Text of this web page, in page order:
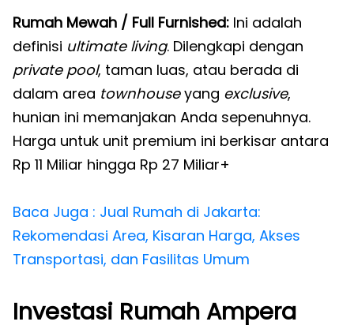
Rumah Mewah / Full Furnished: Ini adalah
definisi ultimate living. Dilengkapi dengan
private pool, taman luas, atau berada di
dalam area townhouseyang exclusive,
hunian ini memanjakan Anda sepenuhnya.
Harga untuk unit premium ini berkisar antara
Rp 11 Miliar hingga Rp 27 Miliar+
Baca Juga : Jual Rumah di Jakarta:
Rekomendasi Area, Kisaran Harga, Akses
Transportasi, dan Fasilitas Umum
Investasi Rumah Ampera